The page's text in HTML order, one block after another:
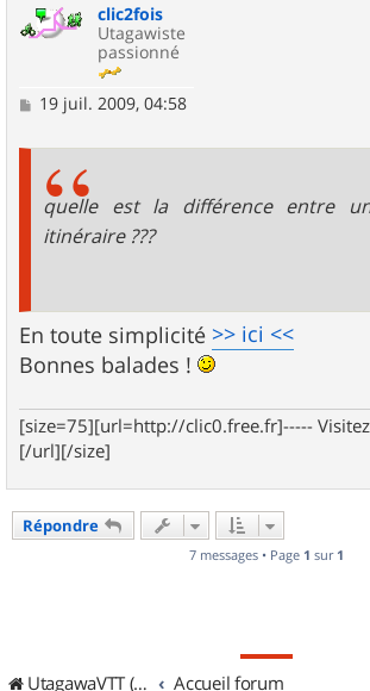
clic2fois
Utagawiste
passionné
M19 juil. 2009, 04:58
quelle est la différence entre
itinéraire ???
En toute simplicité >> ici <<
Bonnes balades !
[size=75][url=http://clic0.free.fr]-----
[/url][/size]
Répondre
7 messages • Page 1 sur 1
UtagawaVTT (Randos VTT et VTTAE avec traces GPS) Accueil forum